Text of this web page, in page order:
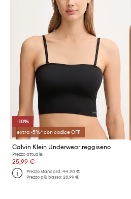
-10%
extra -5%* con codice OFF
Calvin Klein Underwear reggiseno
Prezzo attuale:
25,99 €
Prezzo standard:44,90 €
Prezzo più basso:28,99 €